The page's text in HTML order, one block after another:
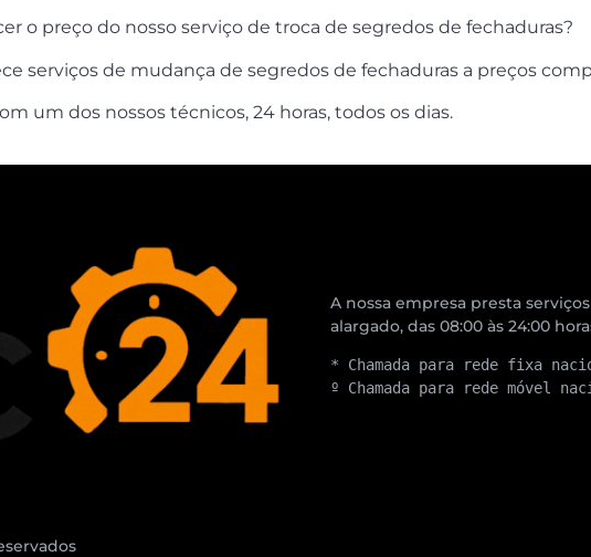
o preço do nosso serviço de troca de segredos de fechaduras?
serviços de mudança de segredos de fechaduras a preços
um dos nossos técnicos, 24 horas, todos os dias.
A nossa empresa presta
alargado, das 08:00 às 24:00
* Chamada para rede fixa
º Chamada para rede móvel